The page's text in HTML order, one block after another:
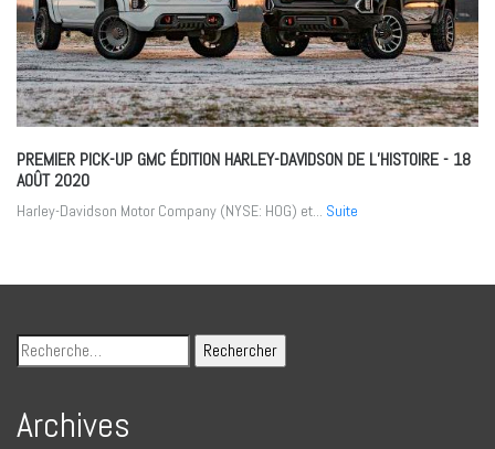
PREMIER PICK-UP GMC ÉDITION HARLEY-DAVIDSON DE L’HISTOIRE- 18
AOÛT 2020
Harley-Davidson Motor Company (NYSE: HOG) et... Suite
Archives